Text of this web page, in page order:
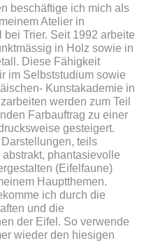
beschäftige ich mich als
Atelier in
bei Trier. Seit 1992 arbeite
in Holz sowie in
Diese Fähigkeit
im Selbststudium sowie
Kunstakademie in
werden zum Teil
Farbauftrag zu einer
gesteigert.
teils
phantasievolle
(Eifelfaune)
Hauptthemen.
ich durch die
und die
der Eifel. So verwende
wieder den hiesigen